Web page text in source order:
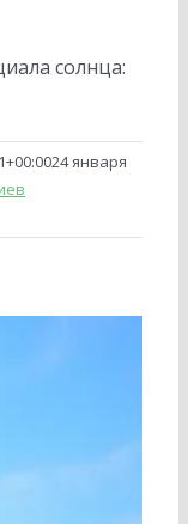
солнца:
24 января